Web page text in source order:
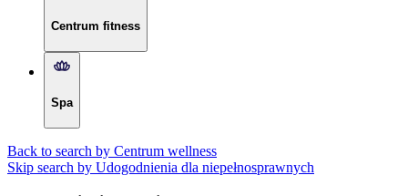
Centrum fitness
Spa
Back to search by Centrum wellness
Skip search by Udogodnienia dla niepełnosprawnych